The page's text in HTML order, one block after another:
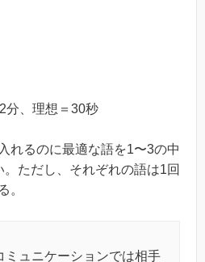
分、理想＝30秒
れるのに最適な語を1〜3の中
ただし、それぞれの語は1回
。
ミュニケーションでは相手